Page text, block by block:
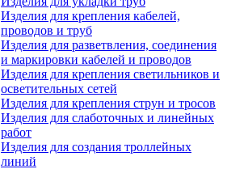
Изделия для крепления кабелей,
проводов и труб
Изделия для разветвления, соединения
и маркировки кабелей и проводов
Изделия для крепления светильников и
осветительных сетей
Изделия для крепления струн и тросов
Изделия для слаботочных и линейных
работ
Изделия для создания троллейных
линий